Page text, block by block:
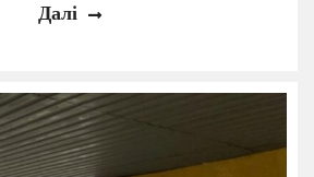
Далі